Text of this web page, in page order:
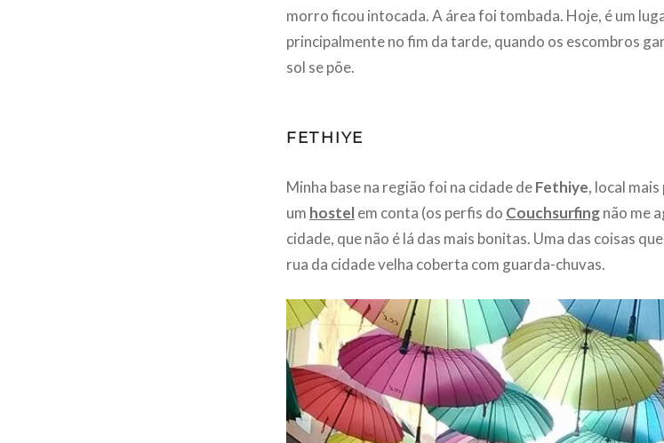
morro ficou intocada. A área foi tombada. Hoje, é um
principalmente no fim da tarde, quando os escombros
sol se põe.
FETHIYE
Minha base na região foi na cidade deFethiye, local
um hostelem conta (os perfis do Couchsurfingnão me
cidade, que não é lá das mais bonitas. Uma das coisas
rua da cidade velha coberta com guarda-chuvas.